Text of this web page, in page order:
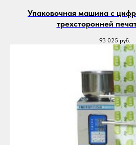
Упаковочная машина с
трехсторонней
93 025 руб.